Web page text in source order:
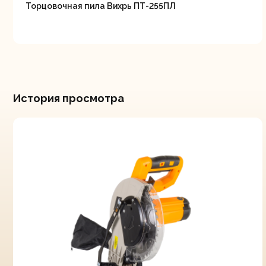
Торцовочная пила Вихрь ПТ-255ПЛ
История просмотра